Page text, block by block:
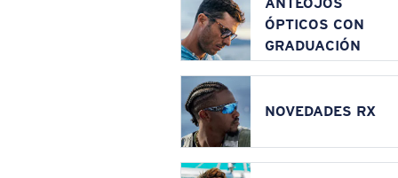
ÓPTICOS CON
GRADUACIÓN
NOVEDADES RX